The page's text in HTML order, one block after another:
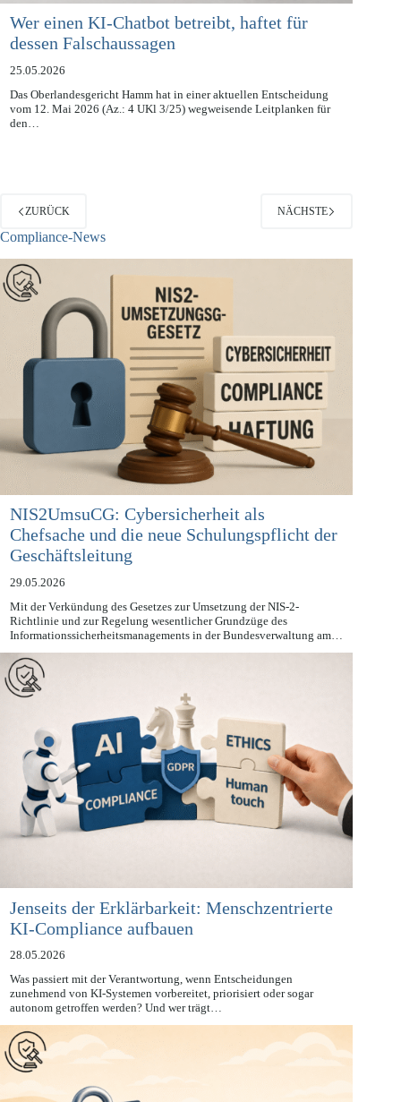
Wer einen KI-Chatbot betreibt, haftet für
dessen Falschaussagen
25.05.2026
Das Oberlandesgericht Hamm hat in einer aktuellen Entscheidung
vom 12. Mai 2026 (Az.: 4 UKl 3/25) wegweisende Leitplanken für
ZURÜCK
Compliance-News
NIS2UmsuCG: Cybersicherheit als
Chefsache und die neue Schulungspflicht der
Geschäftsleitung
29.05.2026
Mit der Verkündung des Gesetzes zur Umsetzung der NIS-2-
Richtlinie und zur Regelung wesentlicher Grundzüge des
Informationssicherheitsmanagements in der Bundesverwaltung am…
Jenseits der Erklärbarkeit: Menschzentrierte
KI-Compliance aufbauen
28.05.2026
Was passiert mit der Verantwortung, wenn Entscheidungen
zunehmend von KI-Systemen vorbereitet, priorisiert oder sogar
autonom getroffen werden? Und wer trägt…